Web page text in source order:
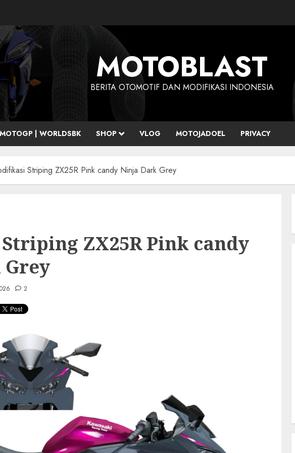
MOTOBLAST
BERITA OTOMOTIF DAN MODIFIKASI INDONESIA
MOTOGP | WORLDSBK SHOP VLOG MOTOJADOEL PRIVACY
Striping ZX25R Pink candy Ninja Dark Grey
ZX25R Pink candy
2